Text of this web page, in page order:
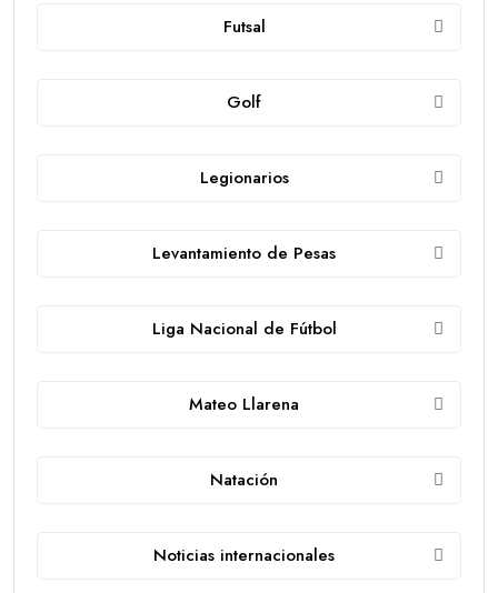
Futsal
Golf
Legionarios
Levantamiento de Pesas
Liga Nacional de Fútbol
Mateo Llarena
Natación
Noticias internacionales